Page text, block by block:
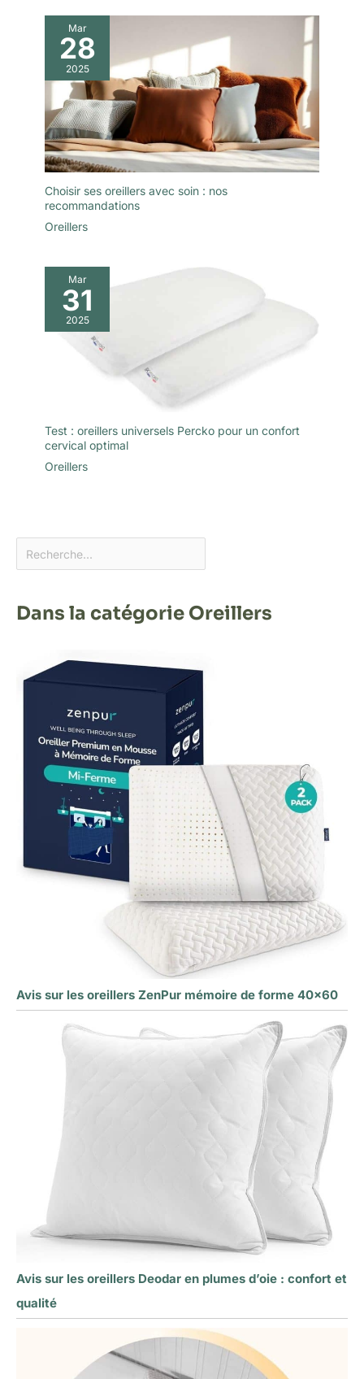
Mar
28
2025
Choisir ses oreillers avec soin : nos
recommandations
Oreillers
Mar
31
2025
Test : oreillers universels Percko pour un confort
cervical optimal
Oreillers
Dans la catégorie Oreillers
Avis sur les oreillers ZenPur mémoire de forme 40×60
Avis sur les oreillers Deodar en plumes d’oie : confort et
qualité